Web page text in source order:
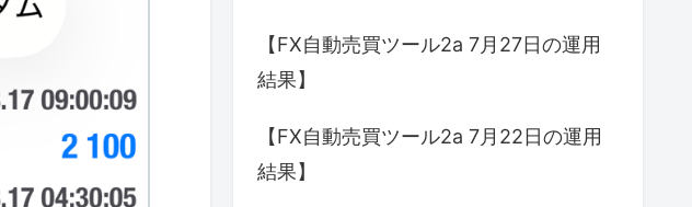
【FX自動売買ツール2a 7月27日の運用
結果】
【FX自動売買ツール2a 7月22日の運用
結果】